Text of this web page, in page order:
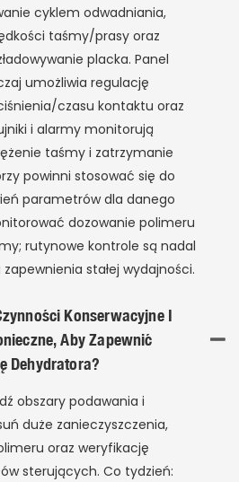
cyklem odwadniania,
taśmy/prasy oraz
placka. Panel
umożliwia regulację
czasu kontaktu oraz
i alarmy monitorują
taśmy i zatrzymanie
powinni stosować się do
parametrów dla danego
dozowanie polimeru
rutynowe kontrole są nadal
stałej wydajności.
Konserwacyjne I
Aby Zapewnić
Dehydratora?
obszary podawania i
duże zanieczyszczenia,
oraz weryfikację
sterujących. Co tydzień: